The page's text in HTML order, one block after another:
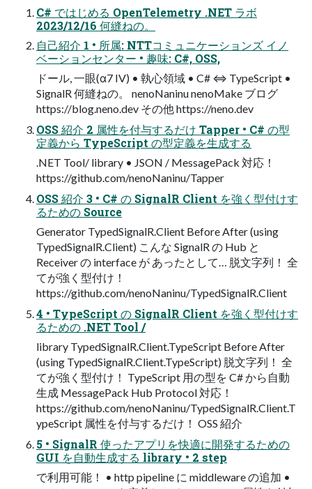
C# ではじめる OpenTelemetry .NET ラボ
2023/12/16 何縫ねの。
自己紹介 1 • 所属: NTTコミュニケーションズ イノ
ベーションセンター • 趣味: C#, OSS,
ドール, 一眼(α7 IV) • 執心領域 • C# ⇔ TypeScript •
SignalR 何縫ねの。 nenoNaninu nenoMake ブログ
https://blog.neno.dev その他 https://neno.dev
OSS 紹介 2 属性を付与するだけ Tapper • C# の型
定義から TypeScript の型定義を生成する
.NET Tool/ library • JSON / MessagePack 対応！
https://github.com/nenoNaninu/Tapper
OSS 紹介 3 • C# の SignalR Client を強く型付けす
るための Source
Generator TypedSignalR.Client Before After (using
TypedSignalR.Client) こんな SignalR の Hub と
Receiver の interface が あったとして… 脱文字列！ 全
てが強く型付け！
https://github.com/nenoNaninu/TypedSignalR.Client
4 • TypeScript の SignalR Client を強く型付けす
るための .NET Tool /
library TypedSignalR.Client.TypeScript Before After
(using TypedSignalR.Client.TypeScript) 脱文字列！ 全
てが強く型付け！ TypeScript 用の型を C# から自動
生成 MessagePack Hub Protocol 対応！
https://github.com/nenoNaninu/TypedSignalR.Client.T
ypeScript 属性を付与するだけ！ OSS 紹介
5 • SignalR 使ったアプリを快適に開発するための
GUI を自動生成する library • 2 step
で利用可能！ • http pipeline に middleware の追加 •